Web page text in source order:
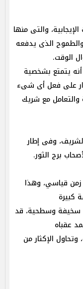
والتى منها
الذى يدفعه
الوقت.
يتمتع بشخصية
على فعل أى شىء
مع شريك
وفى إطار
برج الثور.
زمن قياسي، وهذا
كبيرة
سخيفة وسطحية، قد
عقباه
الإكثار من